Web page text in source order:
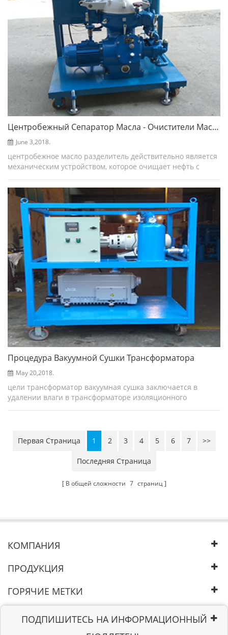
Центробежный Сепаратор Масла - Очистители Масла
June 3,2018.
центробежное масло разделитель действительно является
механическим устройством, которое очищает нефть с
случаях более эффективно по сравнению с любой др...
Процедура Вакуумной Сушки Трансформатора
May 20,2018.
цели трансформатор вакуумная сушка заключается в
удалении влаги в трансформаторе изоляционного
Первая Страница
1 2 3 4 5 6 7 >>
Последняя Страница
В общей сложности 7 страниц
КОМПАНИЯ
ПРОДУКЦИЯ
ГОРЯЧИЕ МЕТКИ
ПОДПИШИТЕСЬ НА ИНФОРМАЦИОННЫЙ